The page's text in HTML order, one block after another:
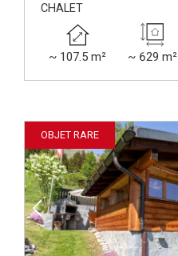
CHALET
~ 107.5 m² ~ 629 m²
OBJET RARE